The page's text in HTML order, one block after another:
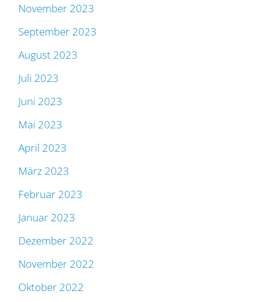
November 2023
September 2023
August 2023
Juli 2023
Juni 2023
Mai 2023
April 2023
März 2023
Februar 2023
Januar 2023
Dezember 2022
November 2022
Oktober 2022